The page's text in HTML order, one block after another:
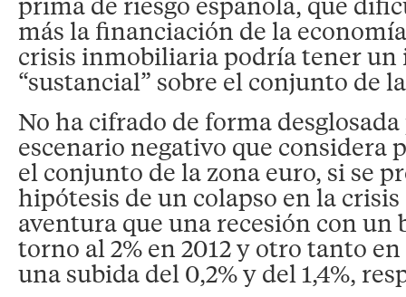
más la financiación de la
crisis inmobiliaria podría tener un
“sustancial” sobre el conjunto de
No ha cifrado de forma desglosada
escenario negativo que considera
el conjunto de la zona euro, si se
hipótesis de un colapso en la crisis
aventura que una recesión con un
torno al 2% en 2012 y otro tanto en
una subida del 0,2% y del 1,4%,